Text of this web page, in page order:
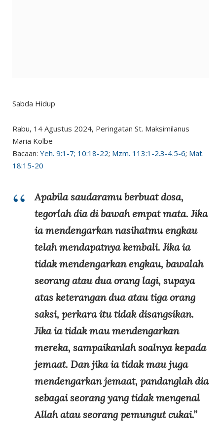
Sabda Hidup
Rabu, 14 Agustus 2024, Peringatan St. Maksimilanus
Maria Kolbe
Bacaan: Yeh. 9:1-7; 10:18-22; Mzm. 113:1-2.3-4.5-6; Mat.
18:15-20
Apabila saudaramu berbuat dosa,
tegorlah dia di bawah empat mata. Jika
ia mendengarkan nasihatmu engkau
telah mendapatnya kembali. Jika ia
tidak mendengarkan engkau, bawalah
seorang atau dua orang lagi, supaya
atas keterangan dua atau tiga orang
saksi, perkara itu tidak disangsikan.
Jika ia tidak mau mendengarkan
mereka, sampaikanlah soalnya kepada
jemaat. Dan jika ia tidak mau juga
mendengarkan jemaat, pandanglah dia
sebagai seorang yang tidak mengenal
Allah atau seorang pemungut cukai.”